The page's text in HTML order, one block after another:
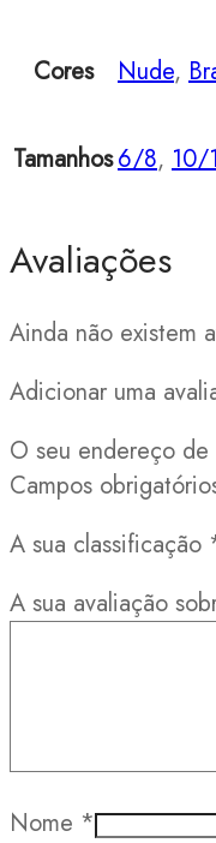
Cores Nude,
Tamanhos6/8, 10/
Avaliações
Ainda não existem
Adicionar uma
O seu endereço
Campos
A sua classificação
A sua avaliação
Nome *